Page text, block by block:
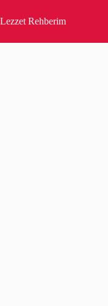
to
content
Lezzet Rehberim